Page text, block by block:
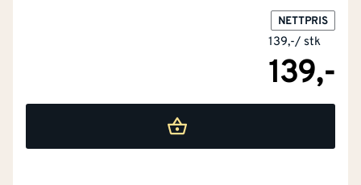
NETTPRIS
139,-/ stk
139,-